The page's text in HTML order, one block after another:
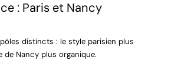
: Paris et Nancy
distincts : le style parisien plus
de Nancy plus organique.